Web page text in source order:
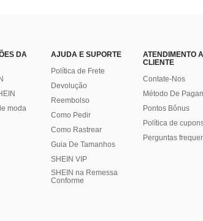
DA
moda
AJUDA E SUPORTE
Política de Frete
Devolução
Reembolso
Como Pedir
Como Rastrear
Guia De Tamanhos
SHEIN VIP
SHEIN na Remessa
Conforme
ATENDIMENTO
CLIENTE
Contate-Nos
Método De
Pontos Bônus
Política de
Perguntas